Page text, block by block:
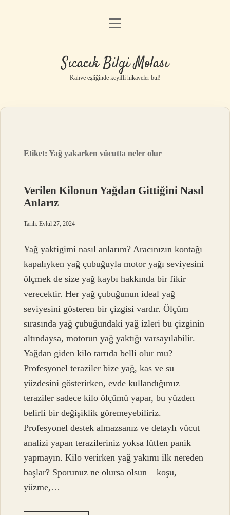
Anasayfa
Yasal Uyarı
menüyü
Sıcacık Bilgi Molası
Kahve eşliğinde keyifli hikayeler bul!
Etiket:Yağ yakarken vücutta neler olur
Verilen Kilonun Yağdan Gittiğini Nasıl
Anlarız
Tarih: Eylül 27, 2024
Yağ yaktigimi nasıl anlarım? Aracınızın kontağı
kapalıyken yağ çubuğuyla motor yağı seviyesini
ölçmek de size yağ kaybı hakkında bir fikir
verecektir. Her yağ çubuğunun ideal yağ
seviyesini gösteren bir çizgisi vardır. Ölçüm
sırasında yağ çubuğundaki yağ izleri bu çizginin
altındaysa, motorun yağ yaktığı varsayılabilir.
Yağdan giden kilo tartıda belli olur mu?
Profesyonel teraziler bize yağ, kas ve su
yüzdesini gösterirken, evde kullandığımız
teraziler sadece kilo ölçümü yapar, bu yüzden
belirli bir değişiklik göremeyebiliriz.
Profesyonel destek almazsanız ve detaylı vücut
analizi yapan terazileriniz yoksa lütfen panik
yapmayın. Kilo verirken yağ yakımı ilk nereden
başlar? Sporunuz ne olursa olsun – koşu,
yüzme,…